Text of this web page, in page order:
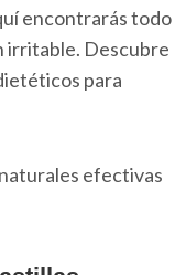
encontrarás todo
irritable. Descubre
para